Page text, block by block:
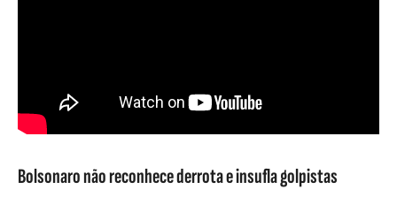
Bolsonaro não reconhece derrota e insufla golpistas